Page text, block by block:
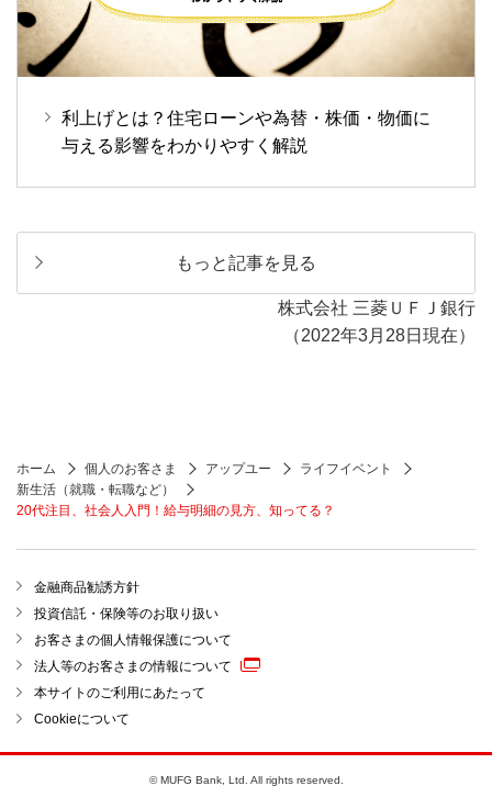
利上げとは？住宅ローンや為替・株価・物価に
与える影響をわかりやすく解説
もっと記事を見る
株式会社 三菱ＵＦＪ銀行
（2022年3月28日現在）
ホーム 個人のお客さま アップユー
ライフイベント
新生活（就職・転職など）
20代注目、社会人入門！給与明細の見方、知ってる？
金融商品勧誘方針
投資信託・保険等のお取り扱い
お客さまの個人情報保護について
法人等のお客さまの情報について
本サイトのご利用にあたって
Cookieについて
© MUFG Bank, Ltd. All rights reserved.